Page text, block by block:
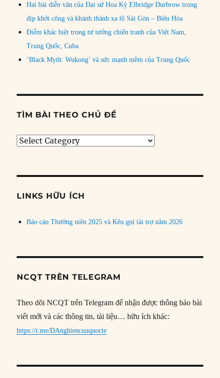
Hai bài diễn văn của Đại sứ Hoa Kỳ Elbridge Durbrow trong
dịp khởi công và khánh thành xa lộ Sài Gòn – Biên Hòa
Điểm khác biệt trong tư tưởng chiến tranh của Việt Nam,
Trung Quốc, Cuba
‘Black Myth: Wukong’ và sức mạnh mềm của Trung Quốc
TÌM BÀI THEO CHỦ ĐỀ
Tìm
đề
LINKS HỮU ÍCH
Báo cáo Thường niên 2025 và Kêu gọi tài trợ năm 2026
NCQT TRÊN TELEGRAM
Theo dõi NCQT trên Telegram để nhận được thông báo bài
viết mới và các thông tin, tài liệu… hữu ích khác:
https://t.me/DAnghiencuuquocte